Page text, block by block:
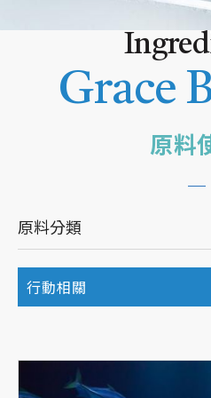
Grace
原料
原料分類
行動相關